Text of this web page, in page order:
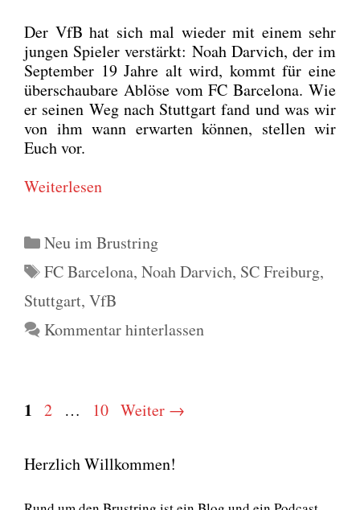
Der VfB hat sich mal wie­der mit einem sehr
jun­gen Spie­ler ver­stärkt: Noah Dar­vich, der im
Sep­tem­ber 19 Jah­re alt wird, kommt für eine
über­schau­ba­re Ablö­se vom FC Bar­ce­lo­na. Wie
er sei­nen Weg nach Stutt­gart fand und was wir
von ihm wann erwar­ten kön­nen, stel­len wir
Euch vor.
Wei­ter­le­sen
Kategorien
Neu im Brustring
Schlagwörter
FC Barcelona, Noah Darvich, SC Freiburg,
Stuttgart, VfB
Kommentar hinterlassen
Seite
1 Seite
2 … Seite
10 Weiter →
Herzlich Willkommen!